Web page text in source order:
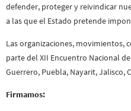
defender, proteger y reivindicar
a las que el Estado pretende
Las organizaciones, movimientos,
parte del XII Encuentro Nacional
Guerrero, Puebla, Nayarit, Jalisco,
Firmamos: